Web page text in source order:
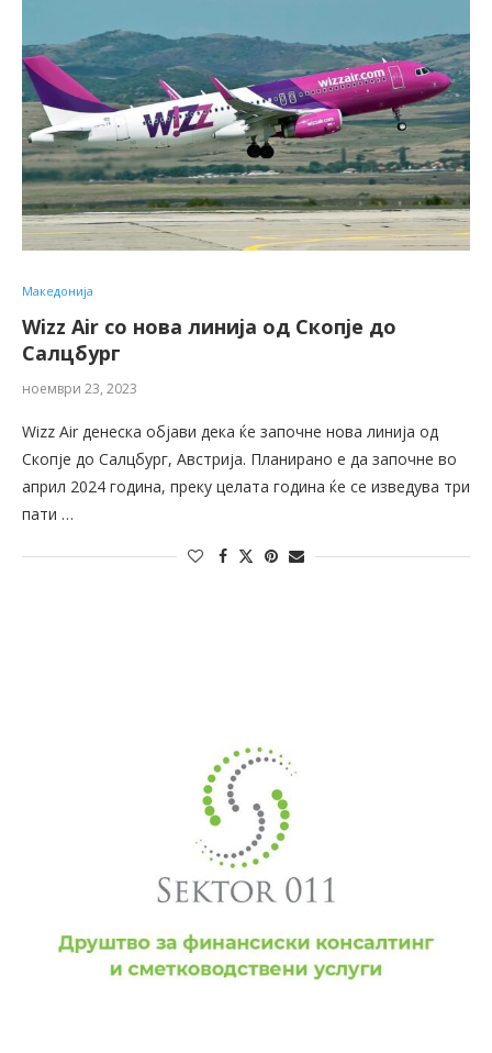
Македонија
Wizz Air со нова линија од Скопје до
Салцбург
ноември 23, 2023
Wizz Air денеска објави дека ќе започне нова линија од
Скопје до Салцбург, Австрија. Планирано e да започне во
април 2024 година, преку целата година ќе се изведува три
пати …